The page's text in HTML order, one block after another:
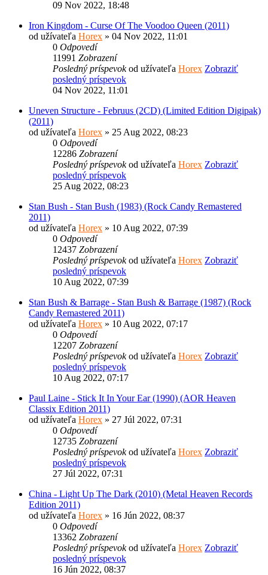
09 Nov 2022, 18:48
Iron Kingdom - Curse Of The Voodoo Queen (2011)
od užívateľa Horex » 04 Nov 2022, 11:01
0 Odpovedí
11991 Zobrazení
Posledný príspevokod užívateľa Horex Zobraziť
posledný príspevok
04 Nov 2022, 11:01
Uneven Structure - Februus (2CD) (Limited Edition Digipak)
(2011)
od užívateľa Horex » 25 Aug 2022, 08:23
0 Odpovedí
12286 Zobrazení
Posledný príspevokod užívateľa Horex Zobraziť
posledný príspevok
25 Aug 2022, 08:23
Stan Bush - Stan Bush (1983) (Rock Candy Remastered
2011)
od užívateľa Horex » 10 Aug 2022, 07:39
0 Odpovedí
12437 Zobrazení
Posledný príspevokod užívateľa Horex Zobraziť
posledný príspevok
10 Aug 2022, 07:39
Stan Bush & Barrage - Stan Bush & Barrage (1987) (Rock
Candy Remastered 2011)
od užívateľa Horex » 10 Aug 2022, 07:17
0 Odpovedí
12207 Zobrazení
Posledný príspevokod užívateľa Horex Zobraziť
posledný príspevok
10 Aug 2022, 07:17
Paul Laine - Stick It In Your Ear (1990) (AOR Heaven
Classix Edition 2011)
od užívateľa Horex » 27 Júl 2022, 07:31
0 Odpovedí
12735 Zobrazení
Posledný príspevokod užívateľa Horex Zobraziť
posledný príspevok
27 Júl 2022, 07:31
China - Light Up The Dark (2010) (Metal Heaven Records
Edition 2011)
od užívateľa Horex » 16 Jún 2022, 08:37
0 Odpovedí
13362 Zobrazení
Posledný príspevokod užívateľa Horex Zobraziť
posledný príspevok
16 Jún 2022, 08:37